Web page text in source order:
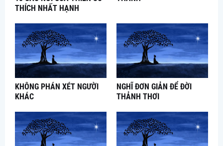
THÍCH NHẤT HẠNH
KHÔNG PHÁN XÉT NGƯỜI
KHÁC
NGHĨ ĐƠN GIẢN ĐỂ ĐỜI
THẢNH THƠI